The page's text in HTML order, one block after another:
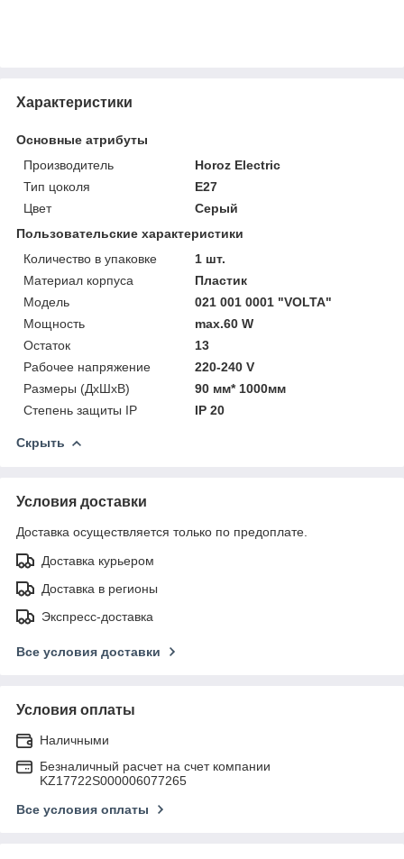
Характеристики
Основные атрибуты
Производитель
Horoz Electric
Тип цоколя
E27
Цвет
Серый
Пользовательские характеристики
Количество в упаковке
1 шт.
Материал корпуса
Пластик
Модель
021 001 0001 "VOLTA"
Мощность
max.60 W
Остаток
13
Рабочее напряжение
220-240 V
Размеры (ДхШхВ)
90 мм* 1000мм
Степень защиты IP
IP 20
Скрыть
Условия доставки
Доставка осуществляется только по предоплате.
Доставка курьером
Доставка в регионы
Экспресс-доставка
Все условия доставки
Условия оплаты
Наличными
Безналичный расчет на счет компании
KZ17722S000006077265
Все условия оплаты